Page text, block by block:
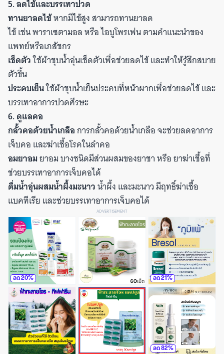
5. ลดไข้และบรรเทาปวด
ทานยาลดไข้หากมีไข้สูง สามารถทานยาลด
ไข้ เช่น พาราเซตามอล หรือ ไอบูโพรเฟน ตามคำแนะนำของ
แพทย์หรือเภสัชกร
เช็ดตัวใช้ผ้าชุบน้ำอุ่นเช็ดตัวเพื่อช่วยลดไข้ และทำให้รู้สึกสบาย
ตัวขึ้น
ประคบเย็นใช้ผ้าชุบน้ำเย็นประคบที่หน้าผากเพื่อช่วยลดไข้ และ
บรรเทาอาการปวดศีรษะ
6. ดูแลคอ
กลั้วคอด้วยน้ำเกลือการกลั้วคอด้วยน้ำเกลือ จะช่วยลดอาการ
เจ็บคอ และฆ่าเชื้อโรคในลำคอ
อมยาอมยาอม บางชนิดมีส่วนผสมของยาชา หรือ ยาฆ่าเชื้อที่
ช่วยบรรเทาอาการเจ็บคอได้
ดื่มน้ำอุ่นผสมน้ำผึ้งมะนาวน้ำผึ้ง และมะนาว มีฤทธิ์ฆ่าเชื้อ
แบคทีเรีย และช่วยบรรเทาอาการเจ็บคอได้
ADVERTISEMENT
ลด20% ลด21%
ลด82%